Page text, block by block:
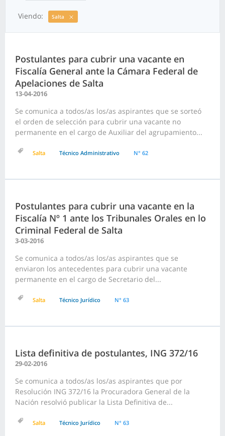
Viendo: Salta
Postulantes para cubrir una vacante en
Fiscalía General ante la Cámara Federal de
Apelaciones de Salta
13-04-2016
Se comunica a todos/as los/as aspirantes que se sorteó
el orden de selección para cubrir una vacante no
permanente en el cargo de Auxiliar del agrupamiento...
Salta Técnico Administrativo N° 62
Postulantes para cubrir una vacante en la
Fiscalía Nº 1 ante los Tribunales Orales en lo
Criminal Federal de Salta
3-03-2016
Se comunica a todos/as los/as aspirantes que se
enviaron los antecedentes para cubrir una vacante
permanente en el cargo de Secretario del...
Salta Técnico Jurídico N° 63
Lista definitiva de postulantes, ING 372/16
29-02-2016
Se comunica a todos/as los/as aspirantes que por
Resolución ING 372/16 la Procuradora General de la
Nación resolvió publicar la Lista Definitiva de...
Salta Técnico Jurídico N° 63